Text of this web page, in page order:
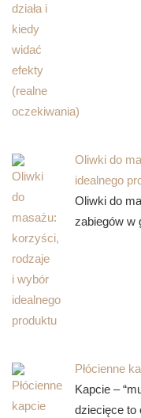
Oliwki do
idealnego
Oliwki do
zabiegów w
Płócienne
Kapcie –
dziecięce to